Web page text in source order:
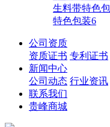
生料带特色
特色包装6
公司资质
资质证书 专利证书
新闻中心
公司动态 行业资讯
联系我们
贵峰商城